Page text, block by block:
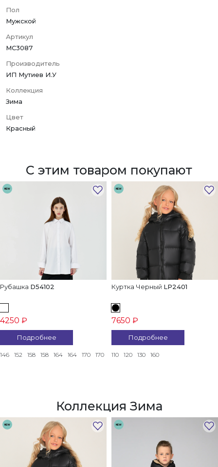
Пол
Мужской
Артикул
MC3087
Производитель
ИП Мутиев И.У
Коллекция
Зима
Цвет
Красный
С этим товаром покупают
NEW
Рубашка D54102
4250 ₽
Подробнее
146 152 158 158 164 164 170 170
NEW
Куртка Черный LP2401
7650 ₽
Подробнее
110 120 130 160
Коллекция Зима
NEW NEW